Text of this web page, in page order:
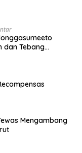
dan Tebang
Mengambang